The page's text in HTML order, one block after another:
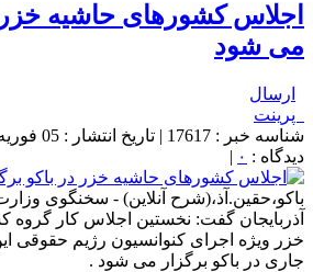
اجلاس کشورهای حاشیه خزر
می شود
ارسال
پرینت
دیدگاه : ۰ |
باکو،حقین.آذ،(شرح آنلاین) - سخنگوی
آذربایجان گفت: نخستین اجلاس کار گروه
خزر ویژه اجرای کنوانسیون رژیم حقوقی
جاری در باکو برگزار می شود .